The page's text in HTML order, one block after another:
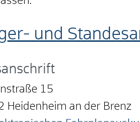
und
15
Heidenheim an der Brenz